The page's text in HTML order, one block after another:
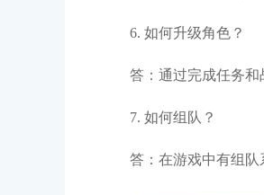
6. 如何升级角色？
答：通过完成任务和
7. 如何组队？
答：在游戏中有组队